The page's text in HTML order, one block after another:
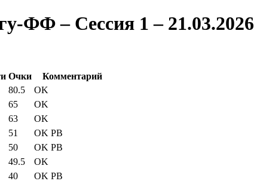
ФФ – Сессия 1 – 21.03.2026
Очки
Комментарий
80.5
OK
65
OK
63
OK
51 OK PB
50 OK PB
49.5
OK
40 OK PB